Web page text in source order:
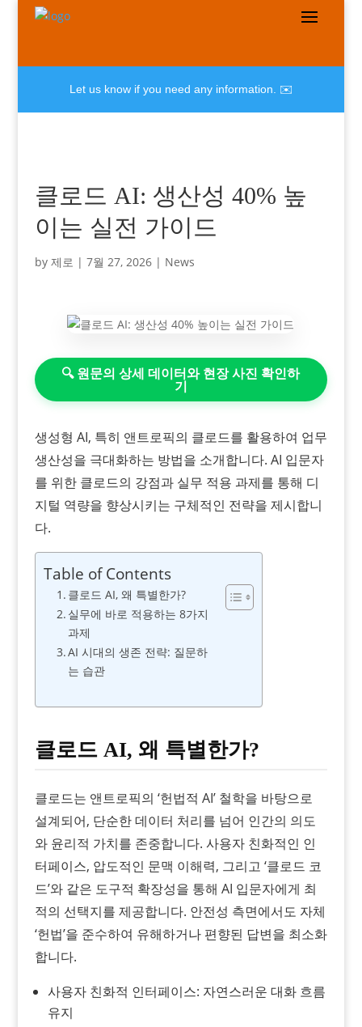
Let us know if you need any information. ✉️
클로드 AI: 생산성 40% 높
이는 실전 가이드
by 제로 | 7월 27, 2026| News
🔍 원문의 상세 데이터와 현장 사진 확인하
기
생성형 AI, 특히 앤트로픽의 클로드를 활용하여 업무
생산성을 극대화하는 방법을 소개합니다. AI 입문자
를 위한 클로드의 강점과 실무 적용 과제를 통해 디
지털 역량을 향상시키는 구체적인 전략을 제시합니
다.
Table of Contents
클로드 AI, 왜 특별한가?
실무에 바로 적용하는 8가지
과제
AI 시대의 생존 전략: 질문하
는 습관
클로드 AI, 왜 특별한가?
클로드는 앤트로픽의 ‘헌법적 AI’ 철학을 바탕으로
설계되어, 단순한 데이터 처리를 넘어 인간의 의도
와 윤리적 가치를 존중합니다. 사용자 친화적인 인
터페이스, 압도적인 문맥 이해력, 그리고 ‘클로드 코
드’와 같은 도구적 확장성을 통해 AI 입문자에게 최
적의 선택지를 제공합니다. 안전성 측면에서도 자체
‘헌법’을 준수하여 유해하거나 편향된 답변을 최소화
합니다.
사용자 친화적 인터페이스: 자연스러운 대화 흐름
유지